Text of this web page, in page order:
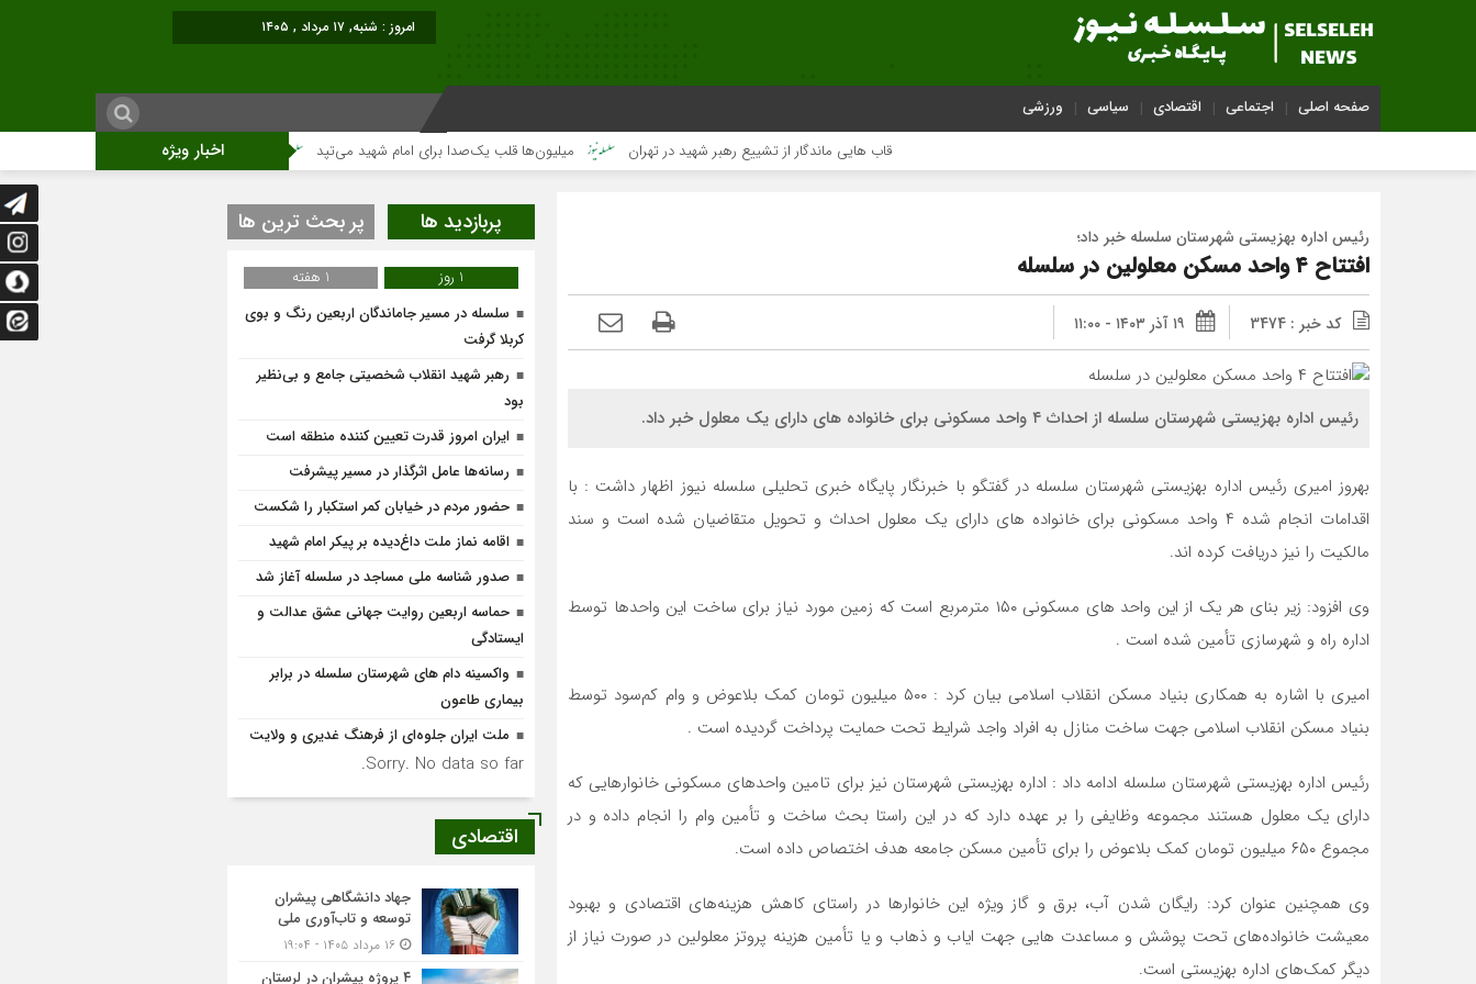
امروز : شنبه, ۱۷ مرداد , ۱۴۰۵
صفحه اصلی اجتماعی اقتصادی سیاسی ورزشی
اخبار ویژه قاب هایی ماندگار از تشییع رهبر شهید در تهران میلیون‌ها قلب یک‌صدا برای امام شهید می‌تپد نمایشگاه آثار هنری ویژه ارتحال امام (ره)برگزار
رئیس اداره بهزیستی شهرستان سلسله خبر داد؛
افتتاح ۴ واحد مسکن معلولین در سلسله
کد خبر : 3474 ۱۹ آذر ۱۴۰۳ - ۱۱:۰۰
رئیس اداره بهزیستی شهرستان سلسله از احداث ۴ واحد مسکونی برای خانواده های دارای یک معلول خبر داد.
بهروز امیری رئیس اداره بهزیستی شهرستان سلسله در گفتگو با خبرنگار پایگاه خبری تحلیلی سلسله نیوز اظهار داشت : با
اقدامات انجام شده ۴ واحد مسکونی برای خانواده های دارای یک معلول احداث و تحویل متقاضیان شده است و سند
مالکیت را نیز دریافت کرده اند.
وی افزود: زیر بنای هر یک از این واحد های مسکونی ۱۵۰ مترمربع است که زمین مورد نیاز برای ساخت این واحدها توسط
اداره راه و شهرسازی تأمین شده است .
امیری با اشاره به همکاری بنیاد مسکن انقلاب اسلامی بیان کرد : ۵۰۰ میلیون تومان کمک بلاعوض و وام کم‌سود توسط
بنیاد مسکن انقلاب اسلامی جهت ساخت منازل به افراد واجد شرایط تحت حمایت پرداخت گردیده است .
رئیس اداره بهزیستی شهرستان سلسله ادامه داد : اداره بهزیستی شهرستان نیز برای تامین واحدهای مسکونی خانوارهایی که
دارای یک معلول هستند مجموعه وظایفی را بر عهده دارد که در این راستا بحث ساخت و تأمین وام را انجام داده و در
مجموع ۶۵۰ میلیون تومان کمک بلاعوض را برای تأمین مسکن جامعه هدف اختصاص داده است.
وی همچنین عنوان کرد: رایگان شدن آب، برق و گاز ویژه این خانوارها در راستای کاهش هزینه‌های اقتصادی و بهبود
معیشت خانواده‌های تحت پوشش و مساعدت هایی جهت ایاب و ذهاب و یا تأمین هزینه پروتز معلولین در صورت نیاز از
دیگر کمک‌های اداره بهزیستی است.
پربازدید ها پر بحث ترین ها
1 روز
1 هفته
سلسله در مسیر جاماندگان اربعین رنگ و بوی
کربلا گرفت
رهبر شهید انقلاب شخصیتی جامع و بی‌نظیر
بود
ایران امروز قدرت تعیین کننده منطقه است
رسانه‌ها عامل اثرگذار در مسیر پیشرفت
حضور مردم در خیابان کمر استکبار را شکست
اقامه نماز ملت داغ‌دیده بر پیکر امام شهید
صدور شناسه ملی مساجد در سلسله آغاز شد
حماسه اربعین روایت جهانی عشق عدالت و
ایستادگی
واکسینه دام های شهرستان سلسله در برابر
بیماری طاعون
ملت ایران جلوه‌ای از فرهنگ غدیری و ولایت
Sorry. No data so far.
اقتصادی
جهاد دانشگاهی پیشران
توسعه و تاب‌آوری ملی
۴ پروژه پیشران در لرستان